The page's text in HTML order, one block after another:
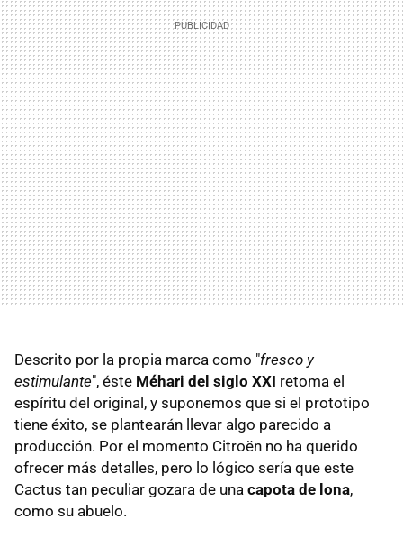
Descrito por la propia marca como "fresco y
estimulante", éste Méhari del siglo XXI retoma el
espíritu del original, y suponemos que si el prototipo
tiene éxito, se plantearán llevar algo parecido a
producción. Por el momento Citroën no ha querido
ofrecer más detalles, pero lo lógico sería que este
Cactus tan peculiar gozara de una capota de lona,
como su abuelo.